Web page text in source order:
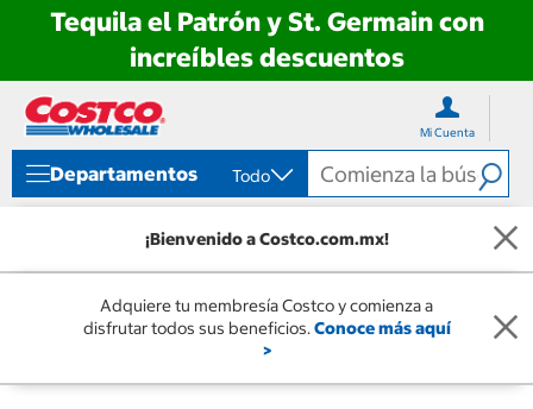
Tequila el Patrón y St. Germain con
increíbles descuentos
directo
contenido
directo
menú
navegación
Mi Cuenta
Departamentos Todo
¡Bienvenido a Costco.com.mx!
Adquiere tu membresía Costco y comienza a
disfrutar todos sus beneficios.Conoce más aquí
>